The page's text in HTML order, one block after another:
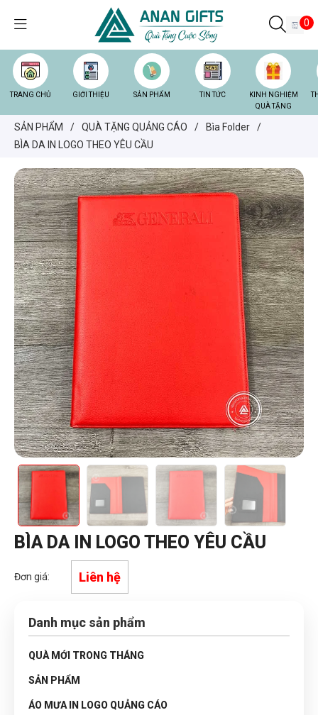
0
TRANG CHỦ GIỚI THIỆU SẢN PHẨM TIN TỨC
KINH NGHIỆM
QUÀ TẶNG
SẢN PHẨM / QUÀ TẶNG QUẢNG CÁO / Bìa Folder
/
BÌA DA IN LOGO THEO YÊU CẦU
BÌA DA IN LOGO THEO YÊU CẦU
Đơn giá: Liên hệ
Danh mục sản phẩm
QUÀ MỚI TRONG THÁNG
SẢN PHẨM
ÁO MƯA IN LOGO QUẢNG CÁO